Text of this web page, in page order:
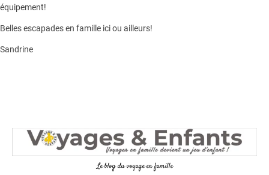
équipement!
Belles escapades en famille ici ou ailleurs!
Sandrine
Le blog du voyage en famille